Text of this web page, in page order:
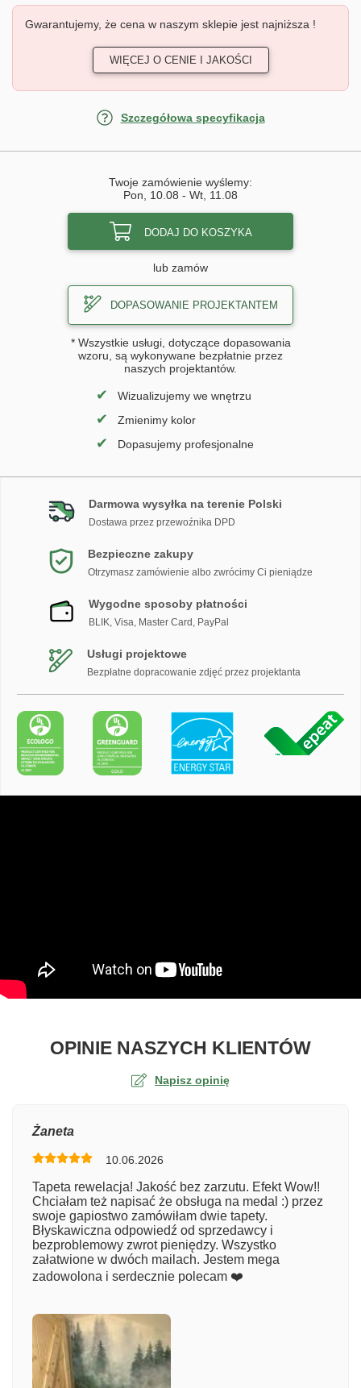
Gwarantujemy, że cena w naszym sklepie jest najniższa !
WIĘCEJ O CENIE I JAKOŚCI
Szczegółowa specyfikacja
Twoje zamówienie wyślemy:
Pon, 10.08 - Wt, 11.08
DODAJ DO KOSZYKA
lub zamów
DOPASOWANIE PROJEKTANTEM
* Wszystkie usługi, dotyczące dopasowania
wzoru, są wykonywane bezpłatnie przez
naszych projektantów.
✔ Wizualizujemy we wnętrzu
✔ Zmienimy kolor
✔ Dopasujemy profesjonalne
Darmowa wysyłka na terenie Polski
Dostawa przez przewoźnika DPD
Bezpieczne zakupy
Otrzymasz zamówienie albo zwrócimy Ci pieniądze
Wygodne sposoby płatności
BLIK, Visa, Master Card, PayPal
Usługi projektowe
Bezpłatne dopracowanie zdjęć przez projektanta
OPINIE NASZYCH KLIENTÓWO
Napisz opinię
Numer zamówienia
Imię
Żaneta
10.06.2026
Tapeta rewelacja! Jakość bez zarzutu. Efekt Wow!!
Chciałam też napisać że obsługa na medal :) przez
swoje gapiostwo zamówiłam dwie tapety.
Błyskawiczna odpowiedź od sprzedawcy i
bezproblemowy zwrot pieniędzy. Wszystko
załatwione w dwóch mailach. Jestem mega
zadowolona i serdecznie polecam ❤️